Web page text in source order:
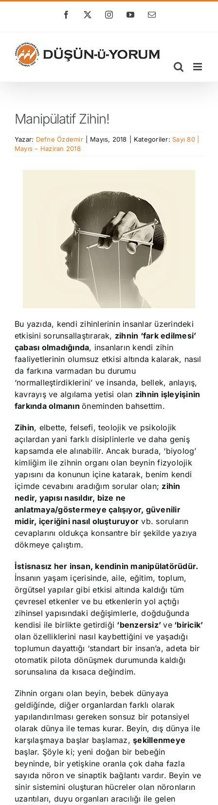
Facebook
X InstagramYouTube
E-
Manipülatif Zihin!
Yazar: Defne Özdemir Mayıs, 2018 Kategoriler: Sayı 80 |
Mayıs – Haziran 2018
Bu yazıda, kendi zihinlerinin insanlar üzerindeki
etkisini sorunsallaştırarak, zihnin ‘fark edilmesi’
çabası olmadığında, insanların kendi zihin
faaliyetlerinin olumsuz etkisi altında kalarak, nasıl
da farkına varmadan bu durumu
‘normalleştirdiklerini’ ve insanda, bellek, anlayış,
kavrayış ve algılama yetisi olan zihnin işleyişinin
farkında olmanınöneminden bahsettim.
Zihin, elbette, felsefi, teolojik ve psikolojik
açılardan yani farklı disiplinlerle ve daha geniş
kapsamda ele alınabilir. Ancak burada, ‘biyolog’
kimliğim ile zihnin organı olan beynin fizyolojik
yapısını da konunun içine katarak, benim kendi
içimde cevabını aradığım sorular olan; zihin
nedir, yapısı nasıldır, bize ne
anlatmaya/göstermeye çalışıyor, güvenilir
midir, içeriğini nasıl oluşturuyor vb. soruların
cevaplarını oldukça konsantre bir şekilde yazıya
dökmeye çalıştım.
İstisnasız her insan, kendinin manipülatörüdür.
İnsanın yaşam içerisinde, aile, eğitim, toplum,
örgütsel yapılar gibi etkisi altında kaldığı tüm
çevresel etkenler ve bu etkenlerin yol açtığı
zihinsel yapısındaki değişimlerle, doğduğunda
kendisi ile birlikte getirdiği ‘benzersiz’ve‘biricik’
olan özelliklerini nasıl kaybettiğini ve yaşadığı
toplumun dayattığı ‘standart bir insan’a, adeta bir
otomatik pilota dönüşmek durumunda kaldığı
sorunsalına da kısaca değindim.
Zihnin organı olan beyin, bebek dünyaya
geldiğinde, diğer organlardan farklı olarak
yapılandırılması gereken sonsuz bir potansiyel
olarak dünya ile temas kurar. Beyin, dış dünya ile
karşılaşmaya başlar başlamaz,şekillenmeye
başlar. Şöyle ki; yeni doğan bir bebeğin
beyninde, bir yetişkine oranla çok daha fazla
sayıda nöron ve sinaptik bağlantı vardır. Beyin ve
sinir sistemini oluşturan hücreler olan nöronların
uzantıları, duyu organları aracılığı ile gelen